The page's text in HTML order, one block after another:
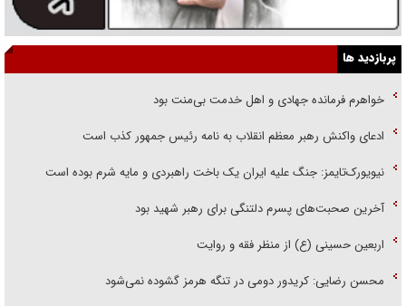
پربازدید ها
خواهرم فرمانده جهادی و اهل خدمت بی‌منت بود
ادعای واکنش رهبر معظم انقلاب به نامه رئیس جمهور کذب است
نیویورک‌تایمز: جنگ علیه ایران یک باخت راهبردی و مایه شرم بوده است
آخرین صحبت‌های پسرم دلتنگی برای رهبر شهید بود
اربعین حسینی (ع) از منظر فقه و روایت
محسن رضایی: کریدور دومی در تنگه هرمز گشوده نمی‌شود